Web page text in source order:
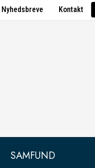
Nyhedsbreve Kontakt
SAMFUND